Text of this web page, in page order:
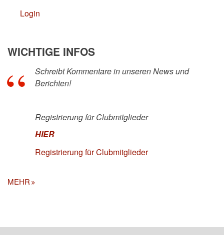
Login
WICHTIGE INFOS
Schreibt Kommentare in unseren News und
Berichten!
Registrierung für Clubmitglieder
HIER
Registrierung für Clubmitglieder
MEHR